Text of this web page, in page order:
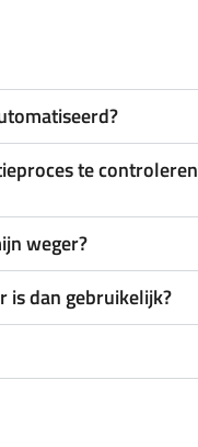
te controleren
weger?
is dan gebruikelijk?